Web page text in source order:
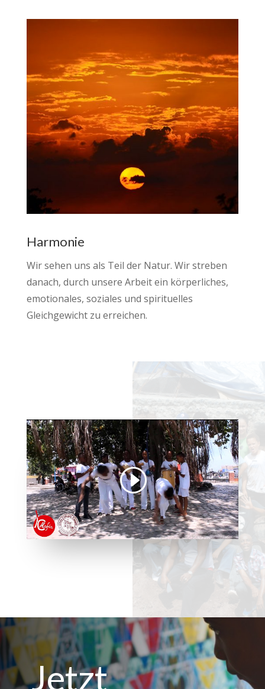
Harmonie
Wir sehen uns als Teil der Natur. Wir streben
danach, durch unsere Arbeit ein körperliches,
emotionales, soziales und spirituelles
Gleichgewicht zu erreichen.
Jetzt